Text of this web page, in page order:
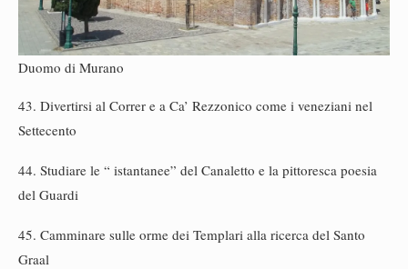
Duomo di Murano
43. Divertirsi al Correr e a Ca’ Rezzonico come i veneziani nel
Settecento
44. Studiare le “ istantanee” del Canaletto e la pittoresca poesia
del Guardi
45. Camminare sulle orme dei Templari alla ricerca del Santo
Graal